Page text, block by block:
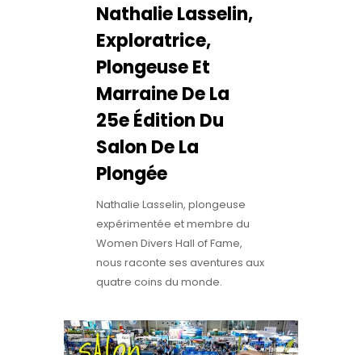
Nathalie Lasselin,
Exploratrice,
Plongeuse Et
Marraine De La
25e Édition Du
Salon De La
Plongée
Nathalie Lasselin, plongeuse
expérimentée et membre du
Women Divers Hall of Fame,
nous raconte ses aventures aux
quatre coins du monde.